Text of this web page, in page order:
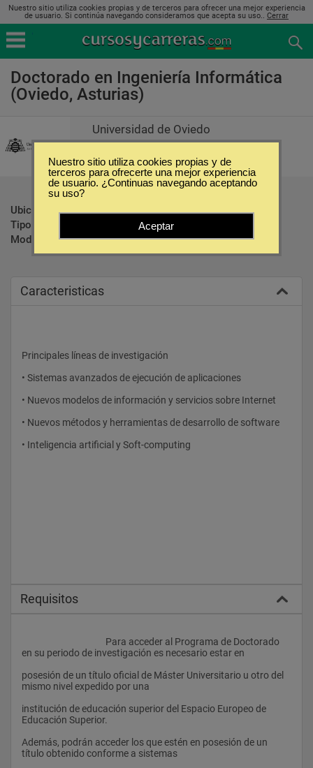
Nuestro sitio utiliza cookies propias y de terceros para ofrecer una mejor experiencia
de usuario. Si continúa navegando consideramos que acepta su uso.. Cerrar
Doctorado en Ingeniería Informática
(Oviedo, Asturias)
Universidad de Oviedo
Ubicación:
Oviedo - Asturias
Tipo:
Doctorados
Modalidad:
Presencial
Caracteristicas
Principales líneas de investigación
• Sistemas avanzados de ejecución de aplicaciones
• Nuevos modelos de información y servicios sobre Internet
• Nuevos métodos y herramientas de desarrollo de software
• Inteligencia artificial y Soft-computing
Requisitos
en su periodo de investigación es necesario estar en
posesión de un título oficial de Máster Universitario u otro del
mismo nivel expedido por una
institución de educación superior del Espacio Europeo de
Educación Superior.
Además, podrán acceder los que estén en posesión de un
título obtenido conforme a sistemas
Nuestro sitio utiliza cookies propias y de
terceros para ofrecerte una mejor experiencia
de usuario. ¿Continuas navegando aceptando
su uso?
Aceptar